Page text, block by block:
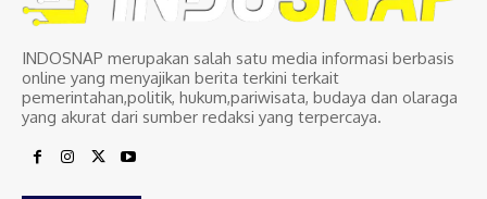
INDOSNAP merupakan salah satu media informasi berbasis
online yang menyajikan berita terkini terkait
pemerintahan,politik, hukum,pariwisata, budaya dan olaraga
yang akurat dari sumber redaksi yang terpercaya.